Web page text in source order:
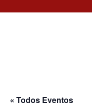
« Todos Eventos